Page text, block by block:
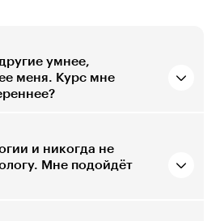
умнее,
меня. Курс мне
и никогда не
Мне подойдёт